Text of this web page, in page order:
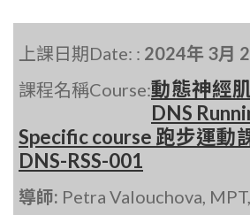
上課日期Date: : 2024年 3月
課程名稱Course:動態神經
DNS
Specific course 跑步運動
DNS-RSS-001
導師: Petra Valouchova,